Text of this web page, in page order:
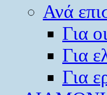
Ανά
Για
Για
Για